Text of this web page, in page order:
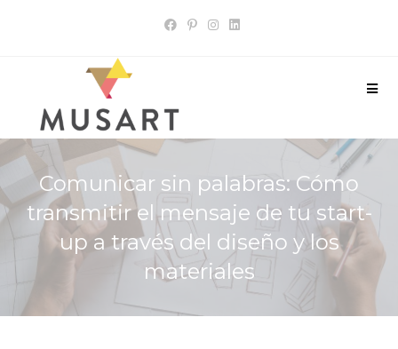
Comunicar sin palabras: Cómo
transmitir el mensaje de tu start-
up a través del diseño y los
materiales